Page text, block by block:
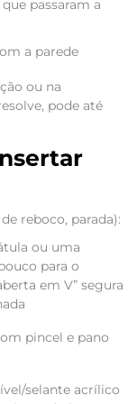
passaram a
a parede
ou na
pode até
reboco, parada):
ou uma
para o
em V” segura
pincel e pano
selante acrílico